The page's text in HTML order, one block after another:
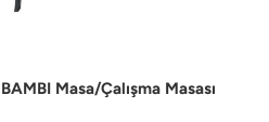
BAMBI Masa/Çalışma Masası